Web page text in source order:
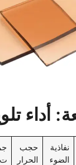
أداء
نفاذية
الضوء
حجب
الحرار
ت